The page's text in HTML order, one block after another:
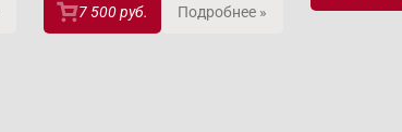
7 500 руб. Подробнее »